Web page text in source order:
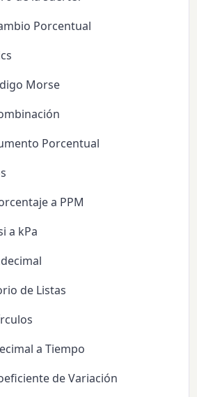
Porcentual
Morse
Porcentual
a PPM
a kPa
de Listas
a Tiempo
de Variación